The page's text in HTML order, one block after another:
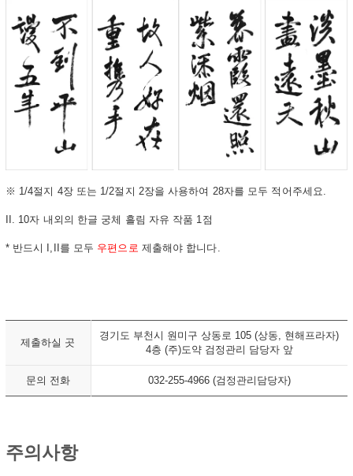
※ 1/4절지 4장 또는 1/2절지 2장을 사용하여 28자를 모두 적어주세요.
10자 내외의 한글 궁체 흘림 자유 작품 1점
* 반드시 I,II를 모두 우편으로 제출해야 합니다.
제출하실 곳
경기도 부천시 원미구 상동로 105 (상동, 현해프라자)
4층 (주)도약 검정관리 담당자 앞
문의 전화 032-255-4966 (검정관리담당자)
주의사항